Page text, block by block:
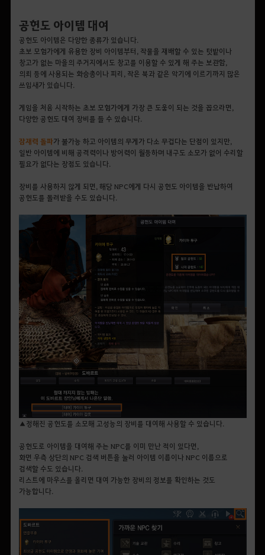
공헌도 아이템 대여
공헌도 아이템은 다양한 종류가 있습니다.
초보 모험가에게 유용한 장비 아이템부터, 작물을 재배할 수 있는 텃밭이나
창고가 없는 마을의 주거지에서도 창고를 이용할 수 있게 해 주는 보관함,
의뢰 등에 사용되는 화승총이나 피리, 작은 북과 같은 악기에 이르기까지 많은
쓰임새가 있습니다.
게임을 처음 시작하는 초보 모험가에게 가장 큰 도움이 되는 것을 꼽으라면,
다양한 공헌도 대여 장비를 들 수 있습니다.
잠재력 돌파가 불가능 하고 아이템의 무게가 다소 무겁다는 단점이 있지만,
일반 아이템에 비해 공격력이나 방어력이 월등하며 내구도 소모가 없어 수리할
필요가 없다는 장점도 있습니다.
장비를 사용하지 않게 되면, 해당 NPC에게 다시 공헌도 아이템을 반납하여
공헌도를 돌려받을 수도 있습니다.
▲정해진 공헌도를 소모해 고성능의 장비를 대여해 사용할 수 있습니다.
공헌도로 아이템을 대여해 주는 NPC를 이미 만난 적이 있다면,
화면 우측 상단의 NPC 검색 버튼을 눌러 아이템 이름이나 NPC 이름으로
검색할 수도 있습니다.
리스트에 마우스를 올리면 대여 가능한 장비의 정보를 확인하는 것도
가능합니다.